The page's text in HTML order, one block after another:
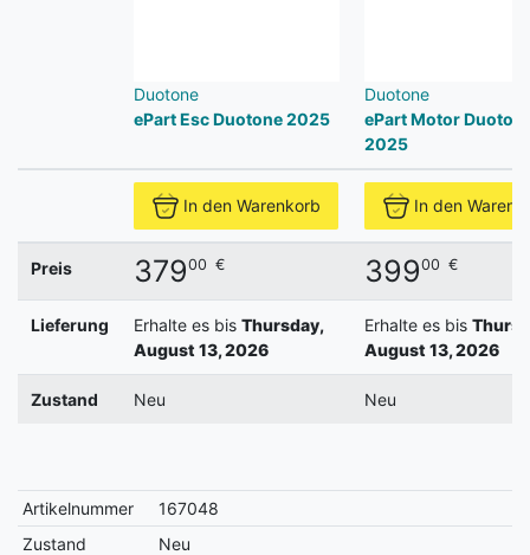
Duotone
ePart Esc Duotone 2025
Duotone
ePart Motor
2025
In den Warenkorb In den
Preis 37900 € 39900 €
Lieferung Erhalte es bis Thursday,
August 13, 2026
Erhalte es bis
August 13, 2026
Zustand Neu Neu
Artikelnummer
167048
Zustand
Neu